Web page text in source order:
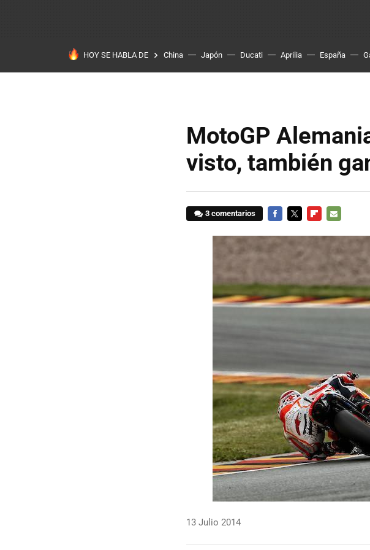
HOY SE HABLA DE China Japón Ducati Aprilia España
MotoGP
visto, también
3 comentarios
MAIL
13 Julio 2014